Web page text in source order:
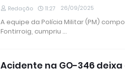
Redação 11:27 26/09/2025
A equipe da Polícia Militar (PM)
Fontirroig, cumpriu …
Acidente na GO-346